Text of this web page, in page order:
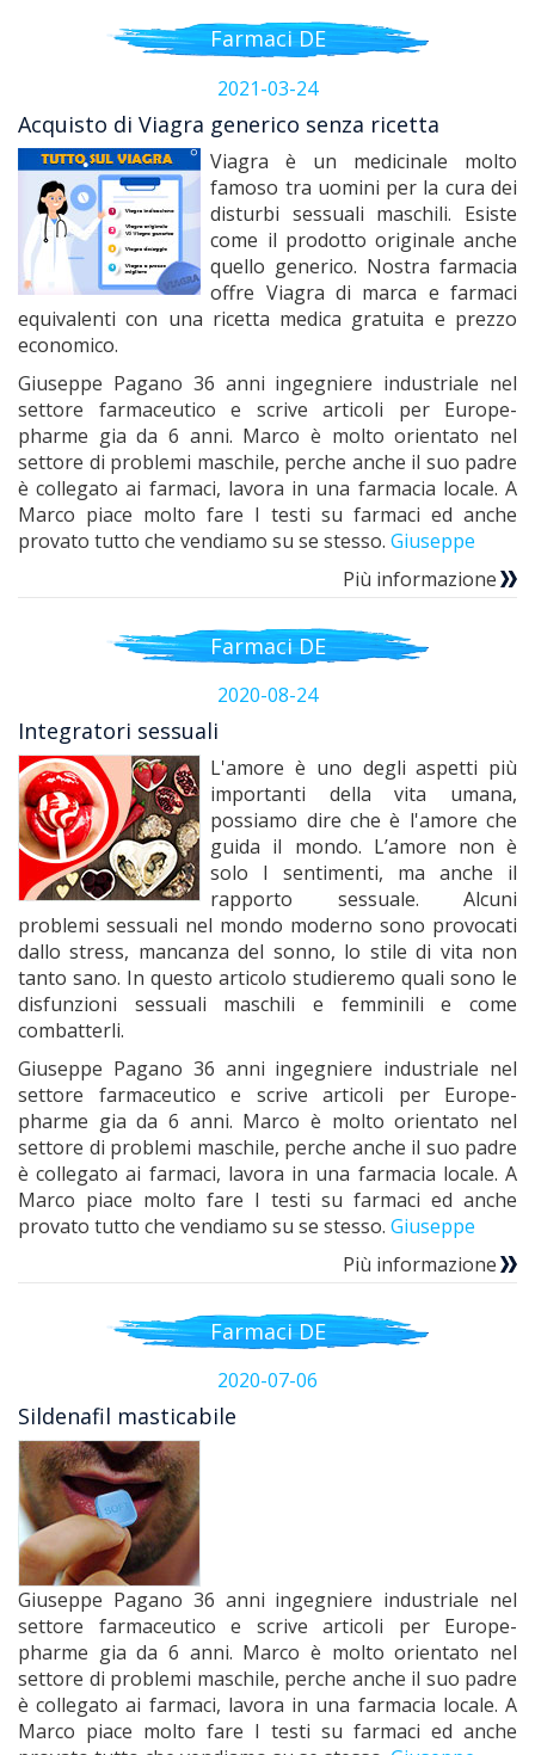
Farmaci DE
2021-03-24
Acquisto di Viagra generico senza ricetta
Viagra è un medicinale molto
famoso tra uomini per la cura dei
disturbi sessuali maschili. Esiste
come il prodotto originale anche
quello generico. Nostra farmacia
offre Viagra di marca e farmaci
equivalenti con una ricetta medica gratuita e prezzo
economico.
Giuseppe Pagano 36 anni ingegniere industriale nel
settore farmaceutico e scrive articoli per Europe-
pharme gia da 6 anni. Marco è molto orientato nel
settore di problemi maschile, perche anche il suo padre
è collegato ai farmaci, lavora in una farmacia locale. A
Marco piace molto fare I testi su farmaci ed anche
provato tutto che vendiamo su se stesso. Giuseppe
Più informazione
Farmaci DE
2020-08-24
Integratori sessuali
L'amore è uno degli aspetti più
importanti della vita umana,
possiamo dire che è l'amore che
guida il mondo. L’amore non è
solo I sentimenti, ma anche il
rapporto sessuale. Alcuni
problemi sessuali nel mondo moderno sono provocati
dallo stress, mancanza del sonno, lo stile di vita non
tanto sano. In questo articolo studieremo quali sono le
disfunzioni sessuali maschili e femminili e come
combatterli.
Giuseppe Pagano 36 anni ingegniere industriale nel
settore farmaceutico e scrive articoli per Europe-
pharme gia da 6 anni. Marco è molto orientato nel
settore di problemi maschile, perche anche il suo padre
è collegato ai farmaci, lavora in una farmacia locale. A
Marco piace molto fare I testi su farmaci ed anche
provato tutto che vendiamo su se stesso. Giuseppe
Più informazione
Farmaci DE
2020-07-06
Sildenafil masticabile
Giuseppe Pagano 36 anni ingegniere industriale nel
settore farmaceutico e scrive articoli per Europe-
pharme gia da 6 anni. Marco è molto orientato nel
settore di problemi maschile, perche anche il suo padre
è collegato ai farmaci, lavora in una farmacia locale. A
Marco piace molto fare I testi su farmaci ed anche